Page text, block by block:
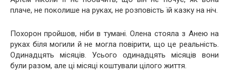
плаче, не поколише на руках, не розповість їй казку на ніч.
Похорон пройшов, ніби в тумані. Олена стояла з Анею на
руках біля могили й не могла повірити, що це реальність.
Одинадцять місяців. Усього одинадцять місяців вони
були разом, але ці місяці коштували цілого життя.